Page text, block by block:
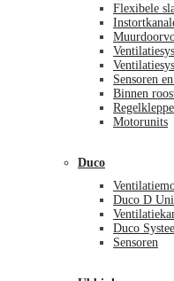
Flexibele
Sensoren
Binnen
Motorunits
Duco
Duco D
Duco
Sensoren